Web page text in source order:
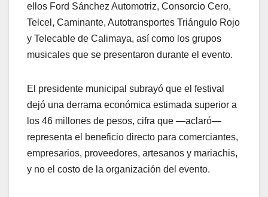
ellos Ford Sánchez Automotriz, Consorcio Cero,
Telcel, Caminante, Autotransportes Triángulo Rojo
y Telecable de Calimaya, así como los grupos
musicales que se presentaron durante el evento.
El presidente municipal subrayó que el festival
dejó una derrama económica estimada superior a
los 46 millones de pesos, cifra que —aclaró—
representa el beneficio directo para comerciantes,
empresarios, proveedores, artesanos y mariachis,
y no el costo de la organización del evento.